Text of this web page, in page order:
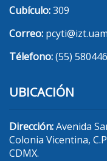
Cubículo:309
Correo:
Télefono:(55)
UBICACIÓN
Dirección:Avenida
Colonia Vicentina,
CDMX.